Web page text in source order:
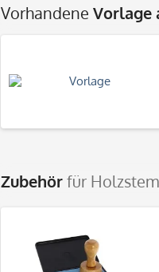
Vorhandene Vorlage
Zubehörfür